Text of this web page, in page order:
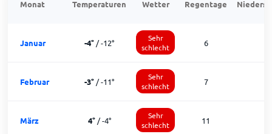
Monat Temperaturen Wetter Regentage
Januar -4° /-12°
Sehr
schlecht
6
Februar -3° /-11°
Sehr
schlecht
7
März 4°/-4°
Sehr
schlecht
11